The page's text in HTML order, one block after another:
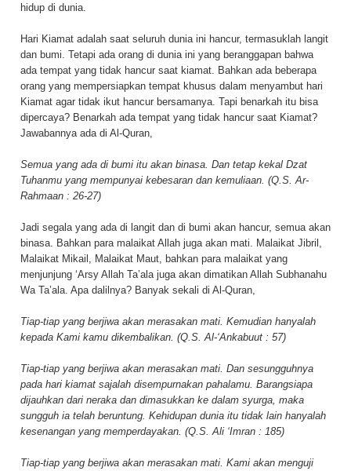
hidup di dunia.
Hari Kiamat adalah saat seluruh dunia ini hancur, termasuklah langit
dan bumi. Tetapi ada orang di dunia ini yang beranggapan bahwa
ada tempat yang tidak hancur saat kiamat. Bahkan ada beberapa
orang yang mempersiapkan tempat khusus dalam menyambut hari
Kiamat agar tidak ikut hancur bersamanya. Tapi benarkah itu bisa
dipercaya? Benarkah ada tempat yang tidak hancur saat Kiamat?
Jawabannya ada di Al-Quran,
Semua yang ada di bumi itu akan binasa. Dan tetap kekal Dzat
Tuhanmu yang mempunyai kebesaran dan kemuliaan. (Q.S. Ar-
Rahmaan : 26-27)
Jadi segala yang ada di langit dan di bumi akan hancur, semua akan
binasa. Bahkan para malaikat Allah juga akan mati. Malaikat Jibril,
Malaikat Mikail, Malaikat Maut, bahkan para malaikat yang
menjunjung ‘Arsy Allah Ta’ala juga akan dimatikan Allah Subhanahu
Wa Ta’ala. Apa dalilnya? Banyak sekali di Al-Quran,
Tiap-tiap yang berjiwa akan merasakan mati. Kemudian hanyalah
kepada Kami kamu dikembalikan. (Q.S. Al-‘Ankabuut : 57)
Tiap-tiap yang berjiwa akan merasakan mati. Dan sesungguhnya
pada hari kiamat sajalah disempurnakan pahalamu. Barangsiapa
dijauhkan dari neraka dan dimasukkan ke dalam syurga, maka
sungguh ia telah beruntung. Kehidupan dunia itu tidak lain hanyalah
kesenangan yang memperdayakan. (Q.S. Ali ‘Imran : 185)
Tiap-tiap yang berjiwa akan merasakan mati. Kami akan menguji